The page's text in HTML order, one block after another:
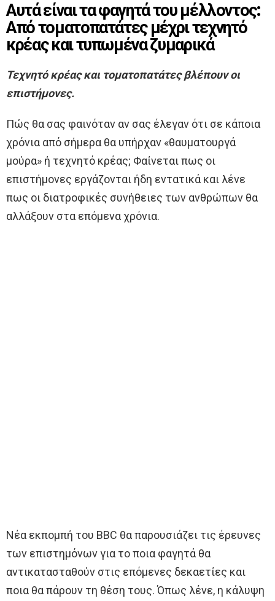
Αυτά είναι τα φαγητά του μέλλοντος:
Από τοματοπατάτες μέχρι τεχνητό
κρέας και τυπωμένα ζυμαρικά
Τεχνητό κρέας και τοματοπατάτες βλέπουν οι
επιστήμονες.
Πώς θα σας φαινόταν αν σας έλεγαν ότι σε κάποια
χρόνια από σήμερα θα υπήρχαν «θαυματουργά
μούρα» ή τεχνητό κρέας; Φαίνεται πως οι
επιστήμονες εργάζονται ήδη εντατικά και λένε
πως οι διατροφικές συνήθειες των ανθρώπων θα
αλλάξουν στα επόμενα χρόνια.
Νέα εκπομπή του BBC θα παρουσιάζει τις έρευνες
των επιστημόνων για το ποια φαγητά θα
αντικατασταθούν στις επόμενες δεκαετίες και
ποια θα πάρουν τη θέση τους. Όπως λένε, η κάλυψη